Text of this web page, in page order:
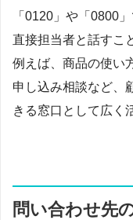
「0120」や「0800
直接担当者と話すこ
例えば、商品の使い
申し込み相談など、
きる窓口として広く
問い合わせ先